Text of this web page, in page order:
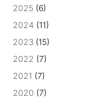
2025 (6)
2024 (11)
2023 (15)
2022 (7)
2021 (7)
2020 (7)